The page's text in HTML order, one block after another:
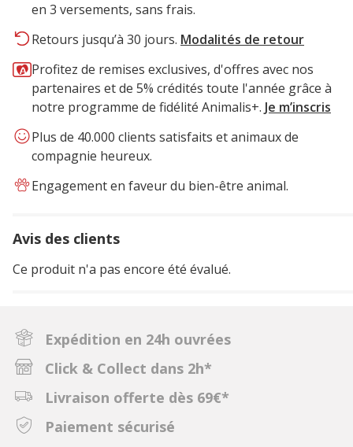
en 3 versements, sans frais.
Retours jusqu’à 30 jours. Modalités de retour
Profitez de remises exclusives, d'offres avec nos
partenaires et de 5% crédités toute l'année grâce à
notre programme de fidélité Animalis+. Je m’inscris
Plus de 40.000 clients satisfaits et animaux de
compagnie heureux.
Engagement en faveur du bien-être animal.
Avis des clients
Ce produit n'a pas encore été évalué.
Expédition en 24h ouvrées
Click & Collect dans 2h*
Livraison offerte dès 69€*
Paiement sécurisé